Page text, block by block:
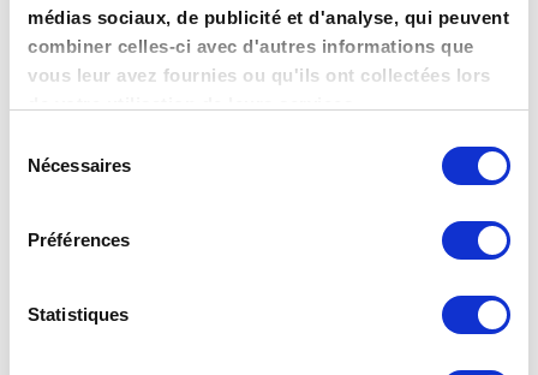
médias sociaux, de publicité et d'analyse, qui peuvent
combiner celles-ci avec d'autres informations que
vous leur avez fournies ou qu'ils ont collectées lors
duNécessaires
Préférences
Statistiques